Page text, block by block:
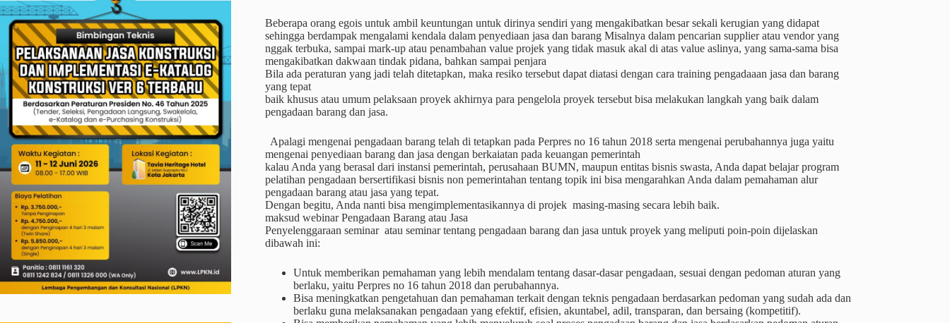
Beberapa orang egois untuk ambil keuntungan untuk dirinya sendiri yang mengakibatkan besar sekali kerugian yang didapat
sehingga berdampak mengalami kendala dalam penyediaan jasa dan barang Misalnya dalam pencarian supplier atau vendor yang
nggak terbuka, sampai mark-up atau penambahan value projek yang tidak masuk akal di atas value aslinya, yang sama-sama bisa
mengakibatkan dakwaan tindak pidana, bahkan sampai penjara
Bila ada peraturan yang jadi telah ditetapkan, maka resiko tersebut dapat diatasi dengan cara training pengadaaan jasa dan barang
yang tepat
baik khusus atau umum pelaksaan proyek akhirnya para pengelola proyek tersebut bisa melakukan langkah yang baik dalam
pengadaan barang dan jasa.
Apalagi mengenai pengadaan barang telah di tetapkan pada Perpres no 16 tahun 2018 serta mengenai perubahannya juga yaitu
mengenai penyediaan barang dan jasa dengan berkaiatan pada keuangan pemerintah
kalau Anda yang berasal dari instansi pemerintah, perusahaan BUMN, maupun entitas bisnis swasta, Anda dapat belajar program
pelatihan pengadaan bersertifikasi bisnis non pemerintahan tentang topik ini bisa mengarahkan Anda dalam pemahaman alur
pengadaan barang atau jasa yang tepat.
Dengan begitu, Anda nanti bisa mengimplementasikannya di projek masing-masing secara lebih baik.
maksud webinar Pengadaan Barang atau Jasa
Penyelenggaraan seminar atau seminar tentang pengadaan barang dan jasa untuk proyek yang meliputi poin-poin dijelaskan
dibawah ini:
Untuk memberikan pemahaman yang lebih mendalam tentang dasar-dasar pengadaan, sesuai dengan pedoman aturan yang
berlaku, yaitu Perpres no 16 tahun 2018 dan perubahannya.
Bisa meningkatkan pengetahuan dan pemahaman terkait dengan teknis pengadaan berdasarkan pedoman yang sudah ada dan
berlaku guna melaksanakan pengadaan yang efektif, efisien, akuntabel, adil, transparan, dan bersaing (kompetitif).